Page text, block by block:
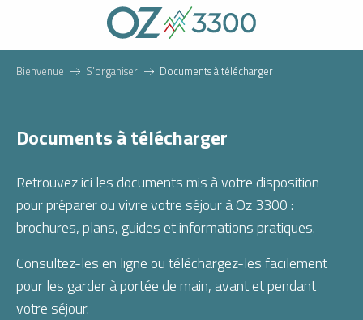
contenu
principal
Bienvenue S’organiser Documents à télécharger
Documents à télécharger
Retrouvez ici les documents mis à votre disposition
pour préparer ou vivre votre séjour à Oz 3300 :
brochures, plans, guides et informations pratiques.
Consultez-les en ligne ou téléchargez-les facilement
pour les garder à portée de main, avant et pendant
votre séjour.